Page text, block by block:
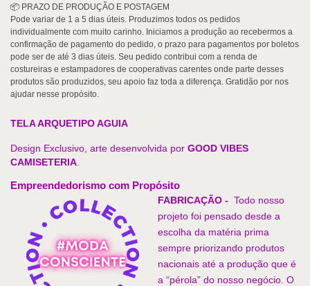
TELA ARQUETIPO AGUIA
Design Exclusivo, arte desenvolvida por GOOD VIBES
CAMISETERIA.
Empreendedorismo com Propósito
FABRICAÇÃO - Todo nosso
projeto foi pensado desde a
escolha da matéria prima
sempre priorizando produtos
nacionais até a produção que é
a “pérola” do nosso negócio. O